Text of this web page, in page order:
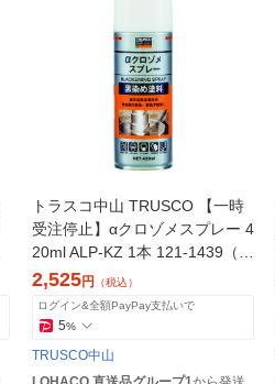
トラスコ中山 TRUSCO 【一時
受注停止】αクロゾメスプレー 4
20ml ALP-KZ 1本 121-1439（直
送品）
2,525円 （税込）
ログイン&全額PayPay支払いで
5%
TRUSCO中山